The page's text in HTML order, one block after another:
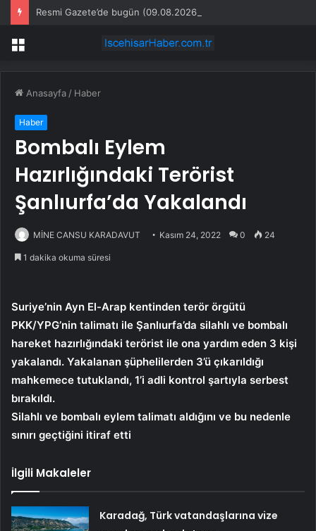
Resmi Gazete’de bugün (09.08.2026)
Menü
Anasayfa / Haber
Haber
Bombalı Eylem
Hazırlığındaki Terörist
Şanlıurfa’da Yakalandı
MİNE CANSU KARADAVUT Kasım 24, 2022 0 24
1 dakika okuma süresi
Suriye’nin Ayn El-Arap kentinden terör örgütü
PKK/YPG’nin talimatı ile Şanlıurfa’da silahlı ve bombalı
hareket hazırlığındaki terörist ile ona yardım eden 3 kişi
yakalandı. Yakalanan şüphelilerden 3’ü çıkarıldığı
mahkemece tutuklandı, 1’i adli kontrol şartıyla serbest
bırakıldı.
Silahlı ve bombalı eylem talimatı aldığını ve bu nedenle
sınırı geçtiğini itiraf etti
İlgili Makaleler
Karadağ, Türk vatandaşlarına vize